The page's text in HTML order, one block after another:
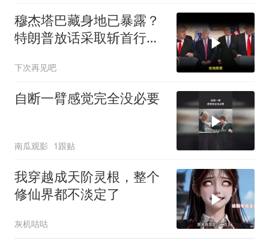
穆杰塔巴藏身地已暴露？
特朗普放话采取斩首行
下次再见吧
自断一臂感觉完全没必要
南瓜观影 1跟贴
我穿越成天阶灵根，整个
修仙界都不淡定了
灰机咕咕